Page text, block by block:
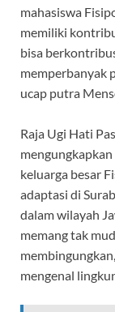
mahasiswa
memiliki
bisa
memperbanyak
ucap putra
Raja Ugi Hati
keluarga besar
adaptasi di
dalam wilayah
memang tak
mengenal